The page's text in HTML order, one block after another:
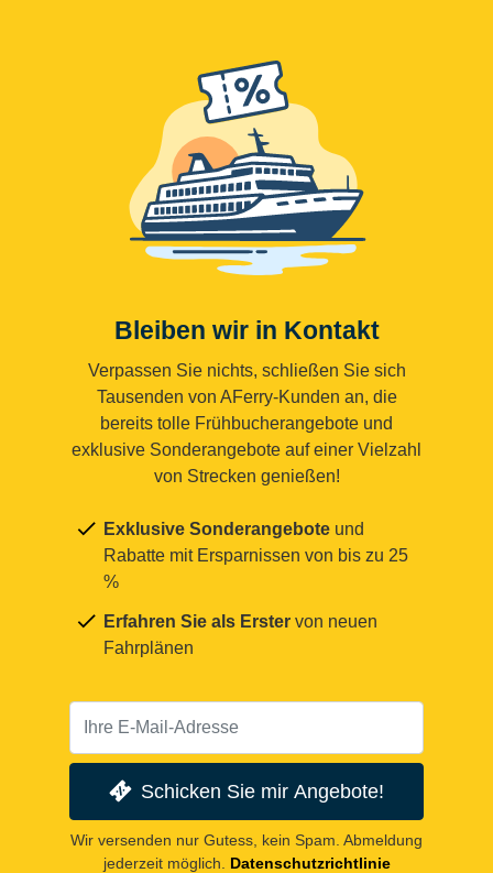
Bleiben wir in Kontakt
Verpassen Sie nichts, schließen Sie sich
Tausenden von AFerry-Kunden an, die
bereits tolle Frühbucherangebote und
exklusive Sonderangebote auf einer Vielzahl
von Strecken genießen!
Exklusive Sonderangebote und
Rabatte mit Ersparnissen von bis zu 25
%
Erfahren Sie als Erster von neuen
Fahrplänen
Schicken Sie mir Angebote!
Wir versenden nur Gutess, kein Spam. Abmeldung
jederzeit möglich.
Datenschutzrichtlinie